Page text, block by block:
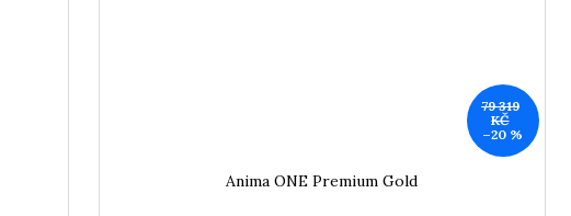
79 319
KČ
–20 %
Anima ONE Premium Gold